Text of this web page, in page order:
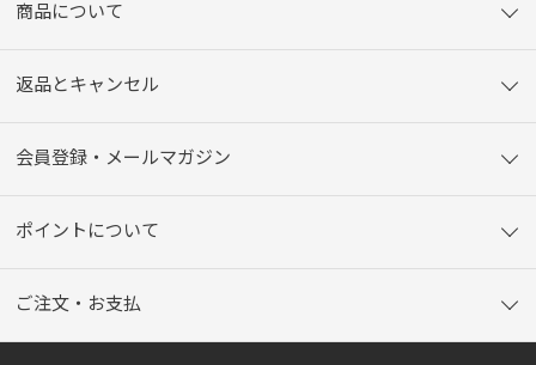
商品について
返品とキャンセル
会員登録・メールマガジン
ポイントについて
ご注文・お支払